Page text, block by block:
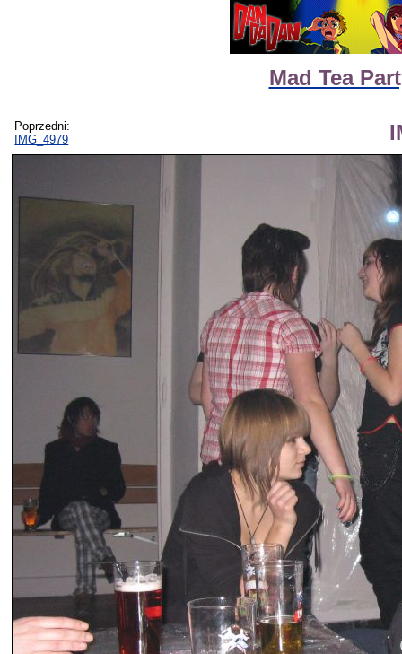
Mad Tea
Poprzedni:
IMG_4979